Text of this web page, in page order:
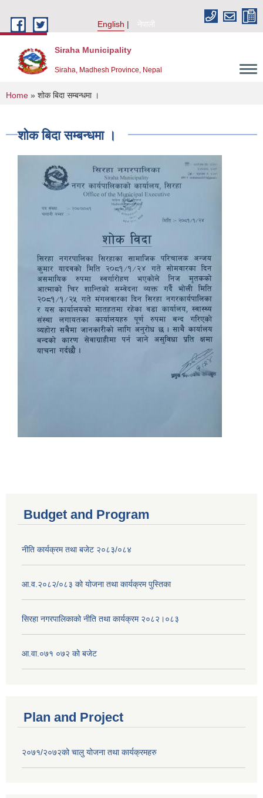
English
नेपाली
Siraha Municipality
Siraha, Madhesh Province, Nepal
You are here
Home » शोक बिदा सम्बन्धमा ।
शोक बिदा सम्बन्धमा ।
Budget and Program
नीति कार्यक्रम तथा बजेट २०८३/०८४
आ.व.२०८२/०८३ को योजना तथा कार्यक्रम पुस्तिका
सिरहा नगरपालिकाको नीति तथा कार्यक्रम २०८२।०८३
आ.वा.०७१ ०७२ को बजेट
Plan and Project
२०७१/२०७२को चालु योजना तथा कार्यक्रमहरु